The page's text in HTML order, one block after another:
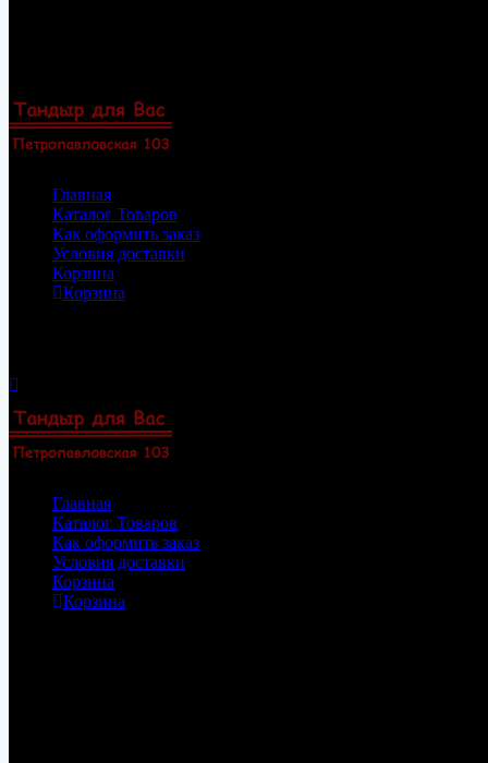
Главная
Каталог Товаров
Как оформить заказ
Условия доставки
Корзина
Корзина
Главная
Каталог Товаров
Как оформить заказ
Условия доставки
Корзина
Корзина